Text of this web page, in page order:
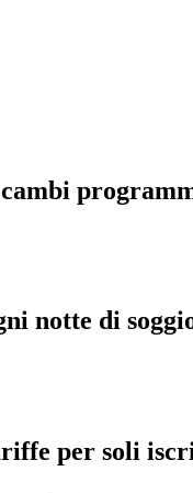
notte di
per soli